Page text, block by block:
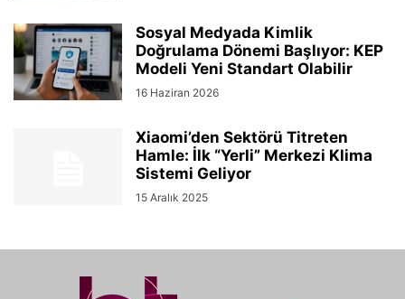
Sosyal Medyada Kimlik
Doğrulama Dönemi Başlıyor: KEP
Modeli Yeni Standart Olabilir
16 Haziran 2026
Xiaomi’den Sektörü Titreten
Hamle: İlk “Yerli” Merkezi Klima
Sistemi Geliyor
15 Aralık 2025